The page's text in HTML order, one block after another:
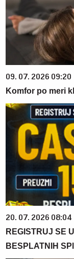
09. 07. 2026 09:20
Komfor po meri
20. 07. 2026 08:04
REGISTRUJ SE
BESPLATNIH